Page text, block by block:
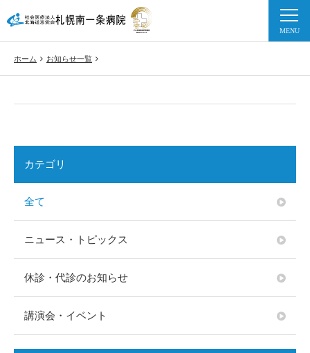
ホーム お知らせ一覧
カテゴリ
全て
ニュース・トピックス
休診・代診のお知らせ
講演会・イベント